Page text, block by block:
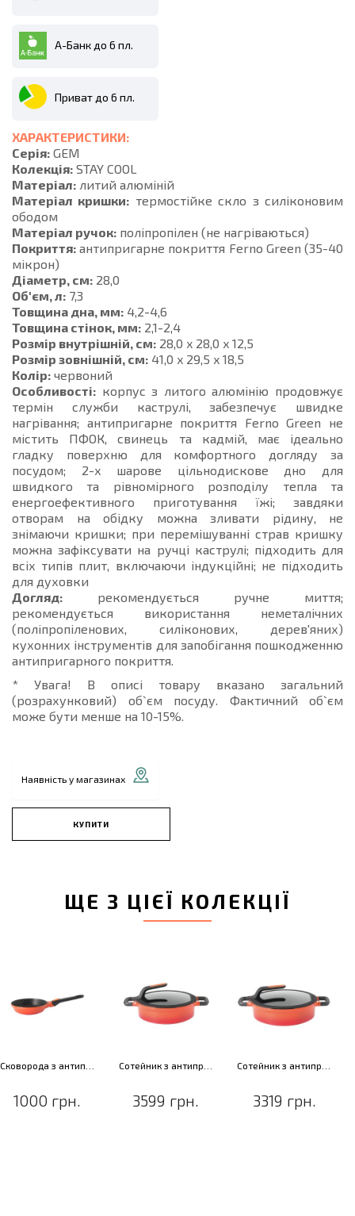
А-Банк до 6 пл.
Приват до 6 пл.
ХАРАКТЕРИСТИКИ:
Серія: GEM
Колекція: STAY COOL
Матеріал: литий алюміній
Матеріал кришки: термостійке скло з силіконовим
ободом
Матеріал ручок: поліпропілен (не нагріваються)
Покриття: антипригарне покриття Ferno Green (35-40
мікрон)
Діаметр, см: 28,0
Об'єм, л: 7,3
Товщина дна, мм: 4,2-4,6
Товщина стінок, мм: 2,1-2,4
Розмір внутрішній, см: 28,0 x 28,0 x 12,5
Розмір зовнішній, см: 41,0 x 29,5 x 18,5
Колір: червоний
Особливості: корпус з литого алюмінію продовжує
термін служби каструлі, забезпечує швидке
нагрівання; антипригарне покриття Ferno Green не
містить ПФОК, свинець та кадмій, має ідеально
гладку поверхню для комфортного догляду за
посудом; 2-х шарове цільнодискове дно для
швидкого та рівномірного розподілу тепла та
енергоефективного приготування їжі; завдяки
отворам на обідку можна зливати рідину, не
знімаючи кришки; при перемішуванні страв кришку
можна зафіксувати на ручці каструлі; підходить для
всіх типів плит, включаючи індукційні; не підходить
для духовки
Догляд: рекомендується ручне миття;
рекомендується використання неметалічних
(поліпропіленових, силіконових, дерев'яних)
кухонних інструментів для запобігання пошкодженню
антипригарного покриття.
* Увага! В описі товару вказано загальний
(розрахунковий) об`єм посуду. Фактичний об`єм
може бути менше на 10-15%.
Наявність у магазинах
КУПИТИ
ЩЕ З ЦІЄЇ КОЛЕКЦІЇ
1000 грн. 3599 грн. 3319 грн.